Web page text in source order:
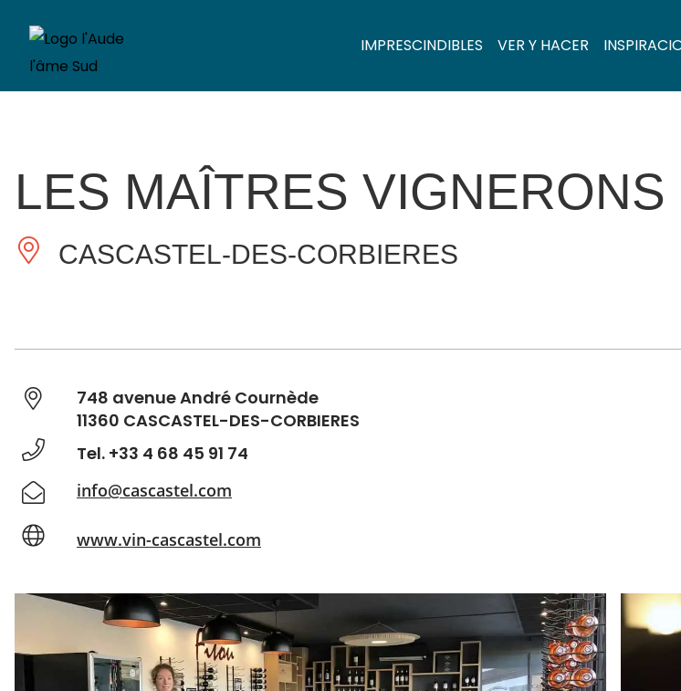
IMPRESCINDIBLES VER Y HACER
LES MAÎTRES
CASCASTEL-DES-CORBIERES
748 avenue André Cournède
11360 CASCASTEL-DES-CORBIERES
Tel. +33 4 68 45 91 74
info@cascastel.com
www.vin-cascastel.com